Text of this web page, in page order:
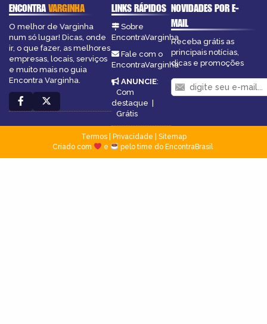
ENCONTRAVARGINHA
O melhor de Varginha
num só lugar! Dicas, onde
ir, o que fazer, as melhores
empresas, locais, serviços
e muito mais no guia
Encontra Varginha.
LINKS RÁPIDOS
Sobre
EncontraVarginha
Fale com o
EncontraVarginha
ANUNCIE:
Com
destaque |
Grátis
NOVIDADES POR E-
MAIL
Receba grátis as
principais notícias,
dicas e promoções
Termos| Privacidade
Sitemap
Criado com
e pelo time do EncontraBrasil